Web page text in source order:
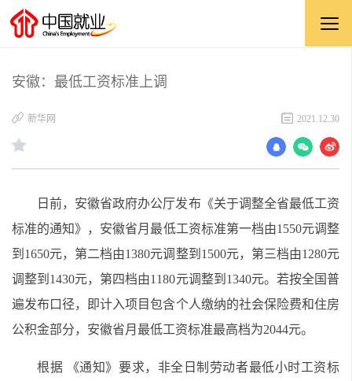
安徽：最低工资标准上调
新华网 2021.12.30
日前，安徽省政府办公厅发布《关于调整全省最低工资
标准的通知》，安徽省月最低工资标准第一档由1550元调整
到1650元，第二档由1380元调整到1500元，第三档由1280元
调整到1430元，第四档由1180元调整到1340元。若按全国普
遍发布口径，即计入项目包含个人缴纳的社会保险费和住房
公积金部分，安徽省月最低工资标准最高档为2044元。
根据 《通知》要求，非全日制劳动者最低小时工资标